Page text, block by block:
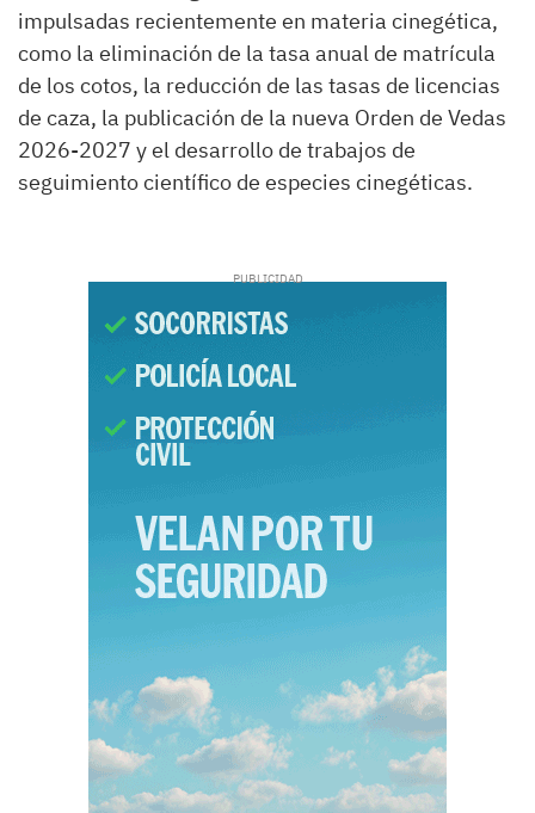
impulsadas recientemente en materia cinegética,
como la eliminación de la tasa anual de matrícula
de los cotos, la reducción de las tasas de licencias
de caza, la publicación de la nueva Orden de Vedas
2026-2027 y el desarrollo de trabajos de
seguimiento científico de especies cinegéticas.